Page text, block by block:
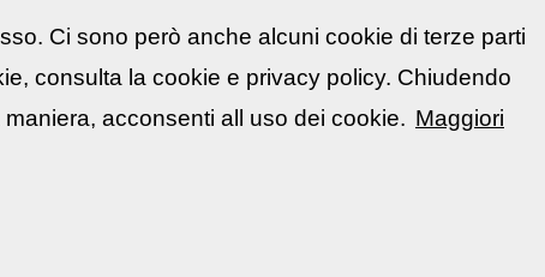
🇮🇹 Italiano
Ci sono però anche alcuni cookie di terze parti
consulta la cookie e privacy policy. Chiudendo
acconsenti all uso dei cookie. Maggiori